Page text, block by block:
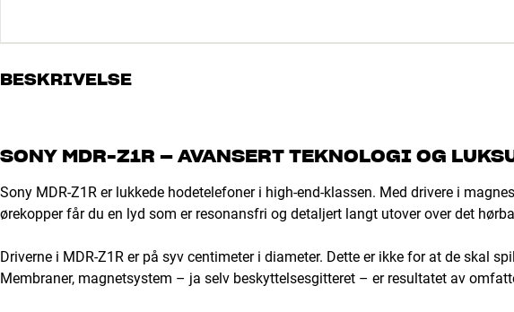
BESKRIVELSE
SONY MDR-Z1R – AVANSERT TEKNOLOGI OG
Sony MDR-Z1R er lukkede hodetelefoner i high-end-klassen. Med drivere i
ørekopper får du en lyd som er resonansfri og detaljert langt utover over det
Driverne i MDR-Z1R er på syv centimeter i diameter. Dette er ikke for at de skal
Membraner, magnetsystem – ja selv beskyttelsesgitteret – er resultatet av